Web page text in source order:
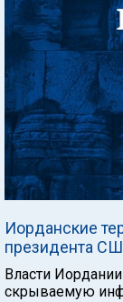
Иорданские
президента
Власти
скрываемую